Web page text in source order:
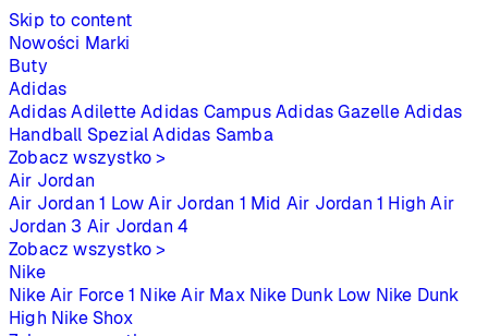
Skip to content
Nowości Marki
Buty
Adidas
Adidas Adilette Adidas Campus Adidas Gazelle Adidas
Handball Spezial Adidas Samba
Zobacz wszystko >
Air Jordan
Air Jordan 1 Low Air Jordan 1 Mid Air Jordan 1 High Air
Jordan 3 Air Jordan 4
Zobacz wszystko >
Nike
Nike Air Force 1 Nike Air Max Nike Dunk Low Nike Dunk
High Nike Shox